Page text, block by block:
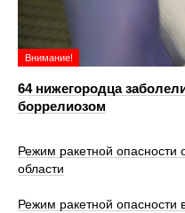
Внимание!
64 нижегородца
боррелиозом
Режим ракетной опасности
области
Режим ракетной опасности